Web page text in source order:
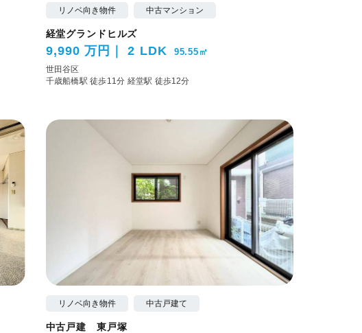
リノベ向き物件 中古マンション
経堂グランドヒルズ
9,990 万円 2 LDK 95.55㎡
世田谷区
千歳船橋駅 徒歩11分 経堂駅 徒歩12分
リノベ向き物件 中古戸建て
中古戸建 東戸塚